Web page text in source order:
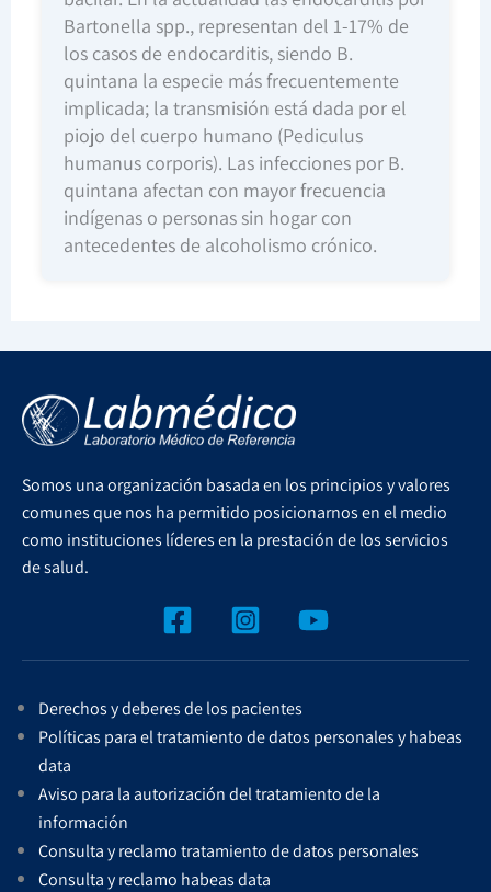
Bartonella spp., representan del 1-17% de
los casos de endocarditis, siendo B.
quintana la especie más frecuentemente
implicada; la transmisión está dada por el
piojo del cuerpo humano (Pediculus
humanus corporis). Las infecciones por B.
quintana afectan con mayor frecuencia
indígenas o personas sin hogar con
antecedentes de alcoholismo crónico.
Somos una organización basada en los principios y valores
comunes que nos ha permitido posicionarnos en el medio
como instituciones líderes en la prestación de los servicios
de salud.
Derechos y deberes de los pacientes
Políticas para el tratamiento de datos personales y habeas
data
Aviso para la autorización del tratamiento de la
información
Consulta y reclamo tratamiento de datos personales
Consulta y reclamo habeas data